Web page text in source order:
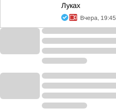
Луках
Вчера, 19:45